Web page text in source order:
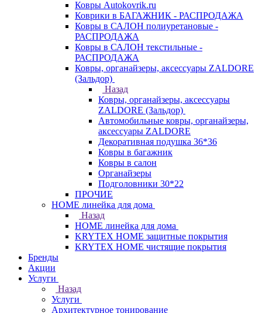
Ковры Autokovrik.ru
Коврики в БАГАЖНИК - РАСПРОДАЖА
Ковры в САЛОН полиуретановые -
РАСПРОДАЖА
Ковры в САЛОН текстильные -
РАСПРОДАЖА
Ковры, органайзеры, аксессуары ZALDORE
(Зальдор)
Назад
Ковры, органайзеры, аксессуары
ZALDORE (Зальдор)
Автомобильные ковры, органайзеры,
аксессуары ZALDORE
Декоративная подушка 36*36
Ковры в багажник
Ковры в салон
Органайзеры
Подголовники 30*22
ПРОЧИЕ
HOME линейка для дома
Назад
HOME линейка для дома
KRYTEX HOME защитные покрытия
KRYTEX HOME чистящие покрытия
Бренды
Акции
Услуги
Назад
Услуги
Архитектурное тонирование